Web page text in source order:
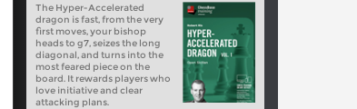
The Hyper-Accelerated
dragon is fast, from the very
first moves, your bishop
heads to g7, seizes the long
diagonal, and turns into the
most feared piece on the
board. It rewards players who
love initiative and clear
attacking plans.